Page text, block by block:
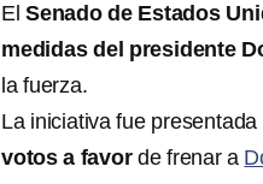
El Senado de Estados
medidas del presidente
la fuerza.
La iniciativa fue
votos a favorde frenar a